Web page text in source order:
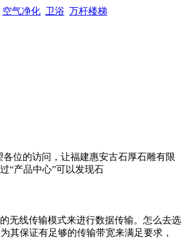
空气净化 卫浴 万杆楼梯
各位的访问，让福建惠安古石厚石雕有限
“产品中心”可以发现石
无线传输模式来进行数据传输。怎么去选
其保证有足够的传输带宽来满足要求，